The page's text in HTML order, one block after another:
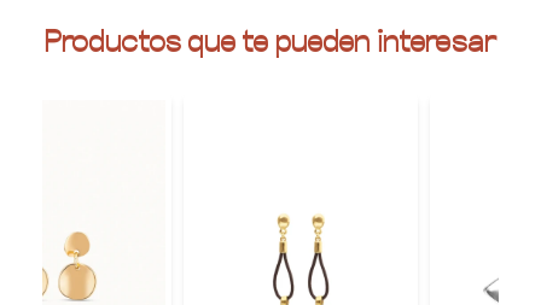
Productos que te pueden interesar